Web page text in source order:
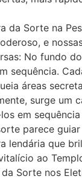
da Sorte na
e
: No fundo
sequência.
áreas
surge um
em
parece
lendária que
ao
Sorte nos